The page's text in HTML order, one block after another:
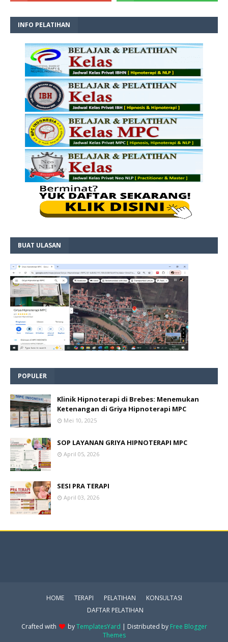
INFO PELATIHAN
BUAT ULASAN
POPULER
Klinik Hipnoterapi di Brebes: Menemukan
Ketenangan di Griya Hipnoterapi MPC
Mei 10, 2025
SOP LAYANAN GRIYA HIPNOTERAPI MPC
April 05, 2026
SESI PRA TERAPI
April 03, 2026
HOME TERAPI PELATIHAN
KONSULTASI
DAFTAR PELATIHAN
Crafted with
byTemplatesYard | Distributed by Free Blogger
Themes